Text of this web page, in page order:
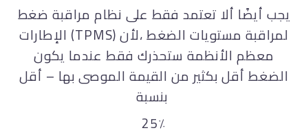
يجب أيضًا ألا تعتمد فقط على نظام مراقبة ضغط
الإطارات (TPMS) لمراقبة مستويات الضغط ،لأن
معظم الأنظمة ستحذرك فقط عندما يكون
الضغط أقل بكثير من القيمة الموصى بها – أقل
25٪